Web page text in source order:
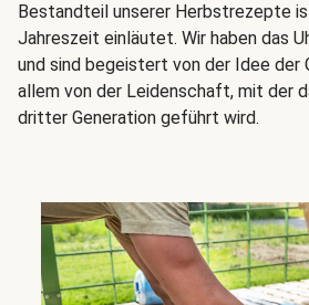
Bestandteil unserer Herbstrezepte
Jahreszeit einläutet. Wir haben das
und sind begeistert von der Idee der
allem von der Leidenschaft, mit der
dritter Generation geführt wird.